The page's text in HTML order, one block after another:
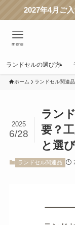
2027年4月ご
menu
ランドセルの選び方
ホーム ランドセル関連品
ラン
要？
と選
2025
6/28
ランドセル関連品